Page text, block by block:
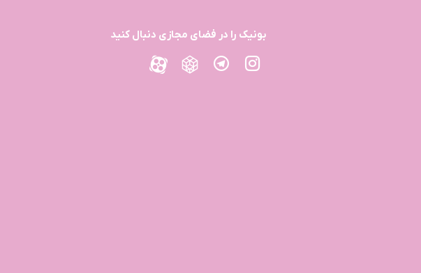
بونیک را در فضای مجازی دنبال کنید